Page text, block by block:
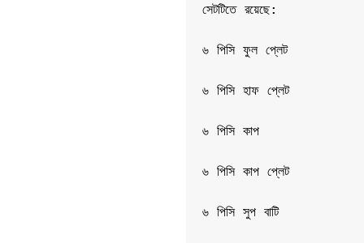
সেটটিতে রয়েছে:
৬ পিসি ফুল প্লেট
৬ পিসি হাফ প্লেট
৬ পিসি কাপ
৬ পিসি কাপ প্লেট
৬ পিসি সুপ বাটি